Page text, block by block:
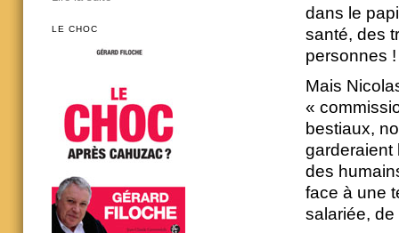
dans le
santé, des
personnes !
Mais
«
bestiaux,
garderaient
des
face à une
salariée,
LE CHOC